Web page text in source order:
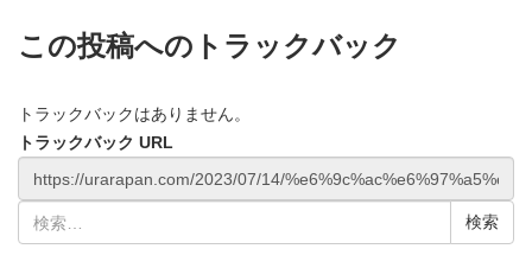
この投稿へのトラックバック
トラックバックはありません。
トラックバック URL
索: